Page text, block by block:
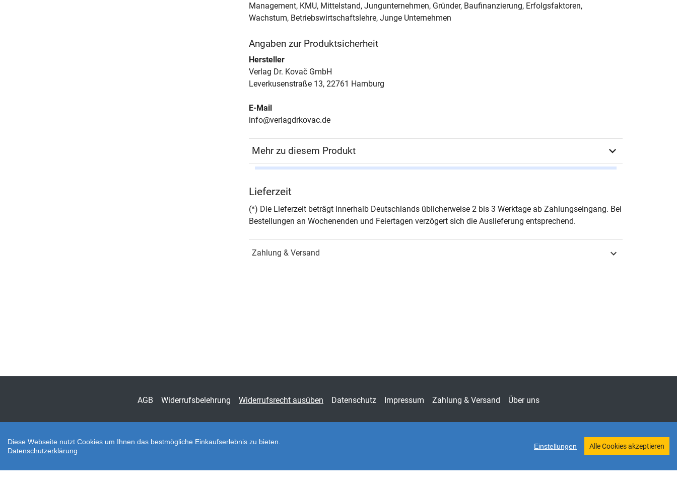
Management, KMU, Mittelstand, Jungunternehmen, Gründer, Baufinanzierung, Erfolgsfaktoren,
Wachstum, Betriebswirtschaftslehre, Junge Unternehmen
Angaben zur Produktsicherheit
Hersteller
Verlag Dr. Kovač GmbH
Leverkusenstraße 13, 22761 Hamburg
E-Mail
info@verlagdrkovac.de
Mehr zu diesem Produkt
Seiten 250
ISBN
Lieferzeit
(*) Die Lieferzeit beträgt innerhalb Deutschlands üblicherweise 2 bis 3 Werktage ab Zahlungseingang. Bei
Bestellungen an Wochenenden und Feiertagen verzögert sich die Auslieferung entsprechend.
Zahlung & Versand
AGB Widerrufsbelehrung Widerrufsrecht ausüben Datenschutz Impressum Zahlung & Versand Über uns
Diese Webseite nutzt Cookies um Ihnen das bestmögliche Einkaufserlebnis zu bieten.
Datenschutzerklärung
Einstellungen Alle Cookies akzeptieren